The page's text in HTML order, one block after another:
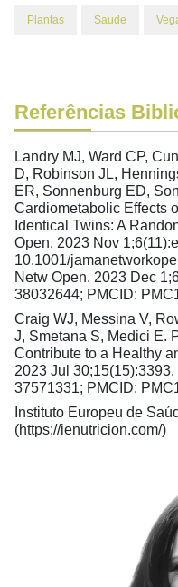
Plantas Saude
Referências
Landry MJ, Ward CP,
D, Robinson JL,
ER, Sonnenburg ED,
Cardiometabolic Effects
Identical Twins: A
Open. 2023 Nov
10.1001/
Netw Open. 2023 Dec
38032644; PMCID:
Craig WJ, Messina V,
J, Smetana S, Medici E.
Contribute to a Healthy
2023 Jul
37571331; PMCID:
Instituto Europeu de
(https://ienutricion.com/)